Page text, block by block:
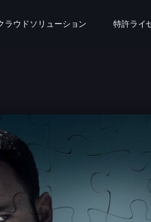
ラウドソリューション 特許ライ